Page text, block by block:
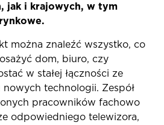
jak i krajowych, w tym
można znaleźć wszystko, co
dom, biuro, czy
w stałej łączności ze
technologii. Zespół
pracowników fachowo
odpowiedniego telewizora,